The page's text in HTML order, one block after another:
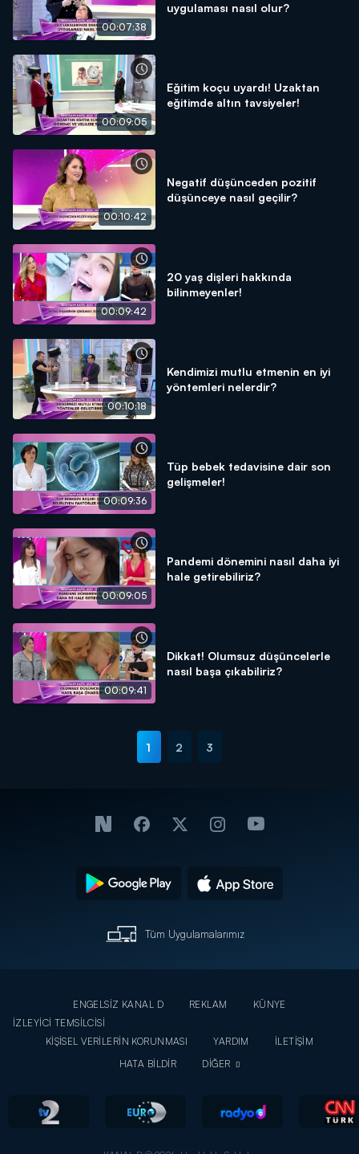
00:07:38
uygulaması nasıl olur?
00:09:05
Eğitim koçu uyardı! Uzaktan
eğitimde altın tavsiyeler!
00:10:42
Negatif düşünceden pozitif
düşünceye nasıl geçilir?
00:09:42
20 yaş dişleri hakkında
bilinmeyenler!
00:10:18
Kendimizi mutlu etmenin en iyi
yöntemleri nelerdir?
00:09:36
Tüp bebek tedavisine dair son
gelişmeler!
00:09:05
Pandemi dönemini nasıl daha iyi
hale getirebiliriz?
00:09:41
Dikkat! Olumsuz düşüncelerle
nasıl başa çıkabiliriz?
1 2 3
Tüm Uygulamalarımız
ENGELSİZ KANAL D REKLAM
KÜNYE
İZLEYİCİ TEMSİLCİSİ
KİŞİSEL VERİLERİN KORUNMASI
YARDIM
İLETİŞİM
HATA BİLDİR
DİĞER